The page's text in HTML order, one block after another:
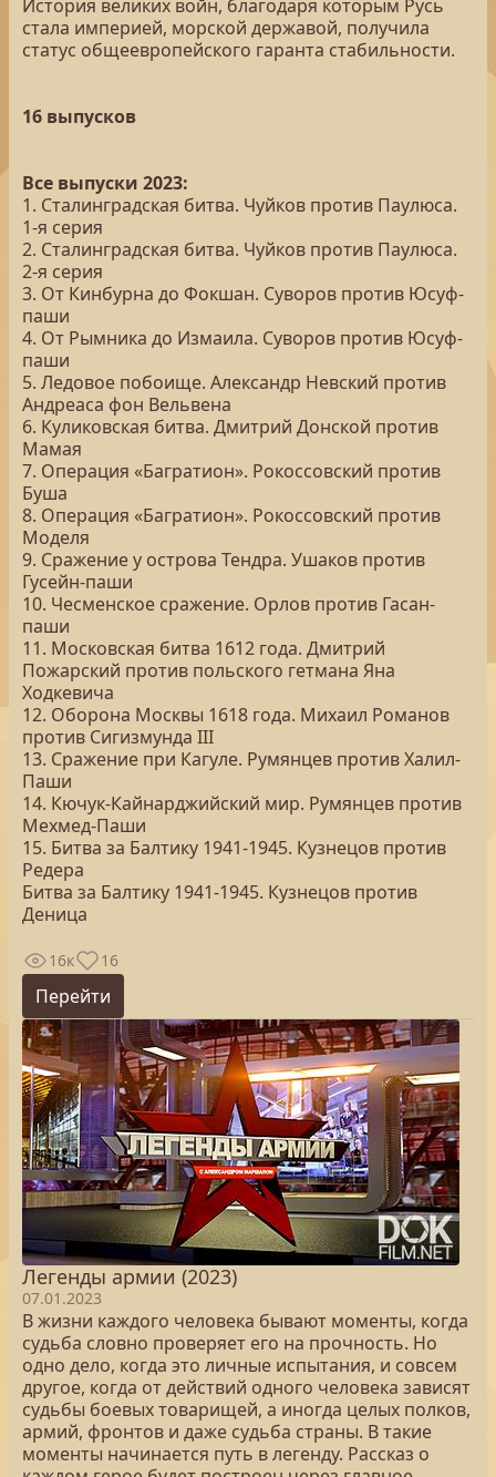
История великих войн, благодаря которым Русь
стала империей, морской державой, получила
статус общеевропейского гаранта стабильности.
16 выпусков
Все выпуски 2023:
1. Сталинградская битва. Чуйков против Паулюса.
1-я серия
2. Сталинградская битва. Чуйков против Паулюса.
2-я серия
3. От Кинбурна до Фокшан. Суворов против Юсуф-
паши
4. От Рымника до Измаила. Суворов против Юсуф-
паши
5. Ледовое побоище. Александр Невский против
Андреаса фон Вельвена
6. Куликовская битва. Дмитрий Донской против
Мамая
7. Операция «Багратион». Рокоссовский против
Буша
8. Операция «Багратион». Рокоссовский против
Моделя
9. Сражение у острова Тендра. Ушаков против
Гусейн-паши
10. Чесменское сражение. Орлов против Гасан-
паши
11. Московская битва 1612 года. Дмитрий
Пожарский против польского гетмана Яна
Ходкевича
12. Оборона Москвы 1618 года. Михаил Романов
против Сигизмунда III
13. Сражение при Кагуле. Румянцев против Халил-
Паши
14. Кючук-Кайнарджийский мир. Румянцев против
Мехмед-Паши
15. Битва за Балтику 1941-1945. Кузнецов против
Редера
Битва за Балтику 1941-1945. Кузнецов против
Деница
16к 16
Перейти
Легенды армии (2023)
07.01.2023
В жизни каждого человека бывают моменты, когда
судьба словно проверяет его на прочность. Но
одно дело, когда это личные испытания, и совсем
другое, когда от действий одного человека зависят
судьбы боевых товарищей, а иногда целых полков,
армий, фронтов и даже судьба страны. В такие
моменты начинается путь в легенду. Рассказ о